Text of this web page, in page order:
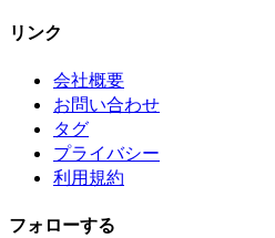
リンク
会社概要
お問い合わせ
タグ
プライバシー
利用規約
フォローする